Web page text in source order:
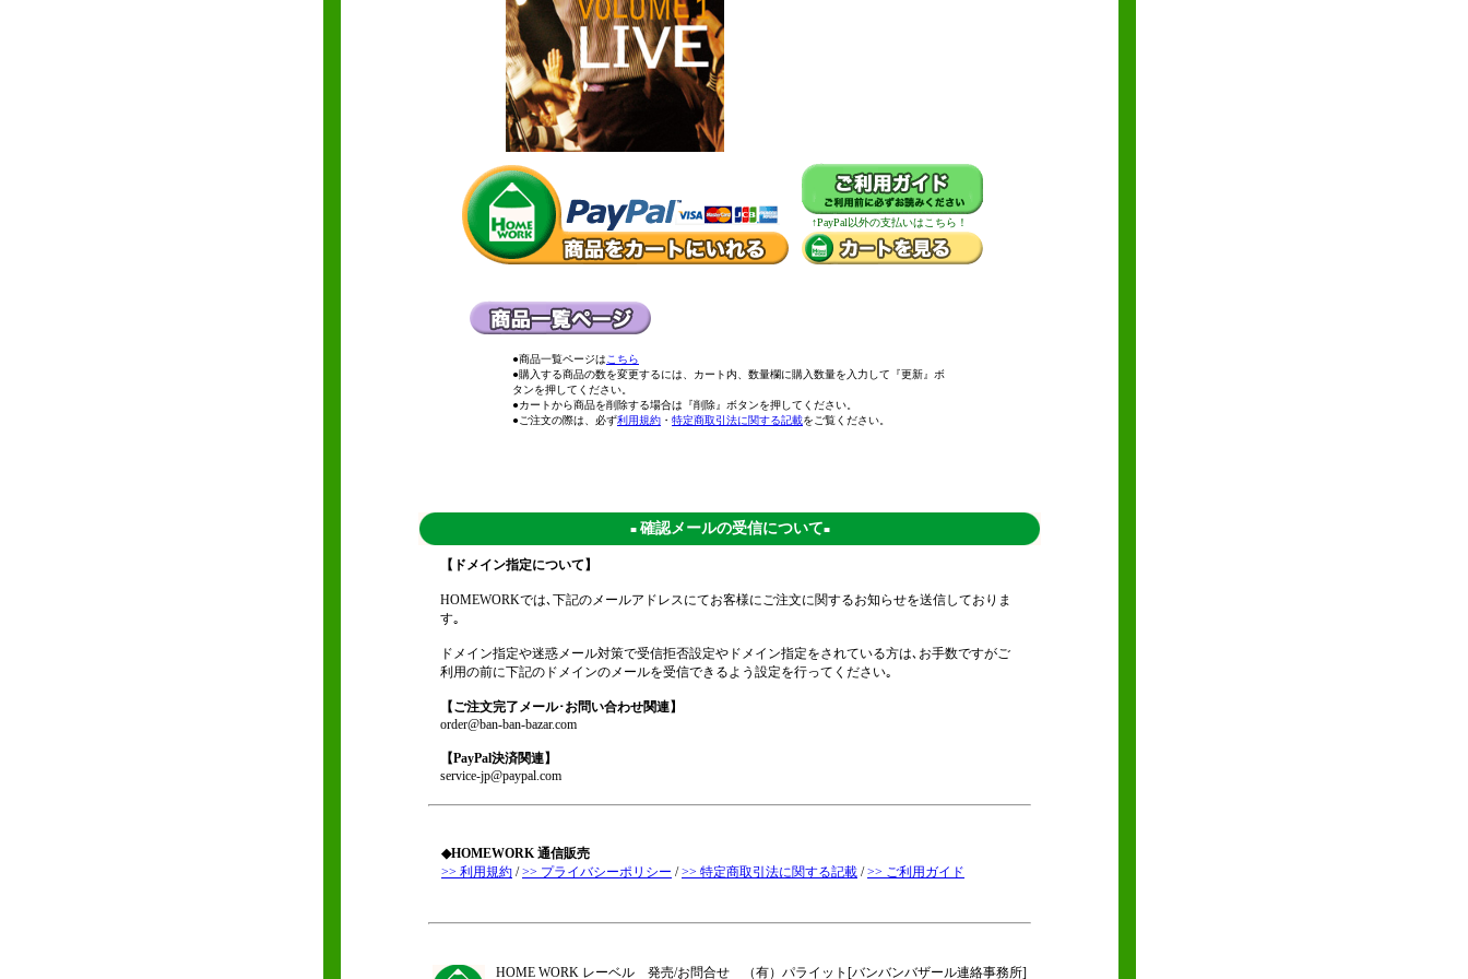
↑PayPal以外の支払いはこちら！
●商品一覧ページは こちら
●購入する商品の数を変更するには、カート内、数量欄に購入数量を入力して『更新』ボ
タンを押してください。
●カートから商品を削除する場合は『削除』ボタンを押してください。
●ご注文の際は、必ず利用規約 ・ 特定商取引法に関する記載をご覧ください。
■ 確認メールの受信について■
【ドメイン指定について】
HOMEWORKでは､下記のメールアドレスにてお客様にご注文に関するお知らせを送信しておりま
す｡
ドメイン指定や迷惑メール対策で受信拒否設定やドメイン指定をされている方は､お手数ですがご
利用の前に下記のドメインのメールを受信できるよう設定を行ってください｡
【ご注文完了メール･お問い合わせ関連】
order@ban-ban-bazar.com
【PayPal決済関連】
service-jp@paypal.com
◆HOMEWORK 通信販売
>> 利用規約 />> プライバシーポリシー />> 特定商取引法に関する記載 />> ご利用ガイド
HOME WORK レーベル 発売/お問合せ （有）パライット[バンバンバザール連絡事務所]